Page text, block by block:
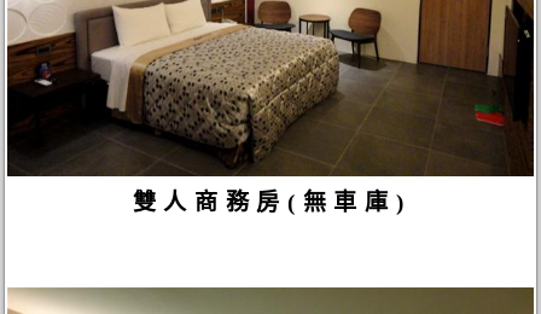
雙人商務房(無車庫)